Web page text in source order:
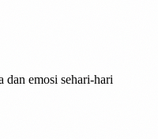
dan emosi sehari-hari